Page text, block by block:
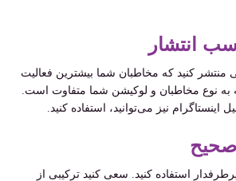
انتشار
منتشر کنید که مخاطبان شما بیشترین فعالیت
به نوع مخاطبان و لوکیشن شما متفاوت است.
اینستاگرام نیز می‌توانید، استفاده کنید.
استفاده کنید. سعی کنید ترکیبی از